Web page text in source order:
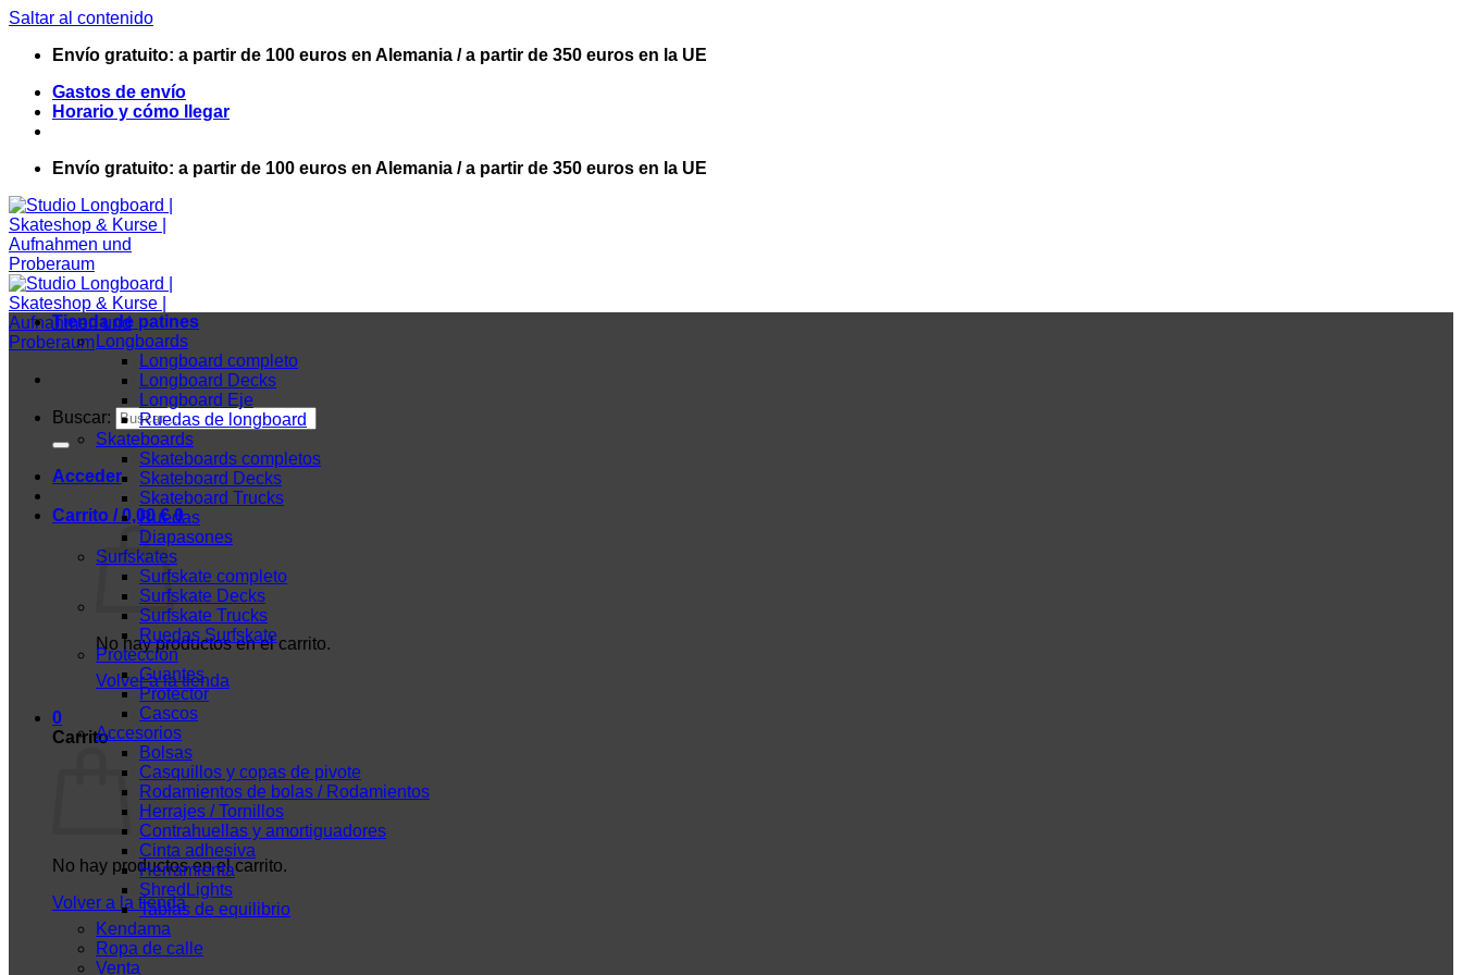
Saltar al contenido
Envío gratuito: a partir de 100 euros en Alemania / a partir de 350 euros en la UE
Gastos de envío
Horario y cómo llegar
Envío gratuito: a partir de 100 euros en Alemania / a partir de 350 euros en la UE
Buscar:
Acceder
Carrito /0,00€ 0
No hay productos en el carrito.
Volver a la tienda
0
Carrito
No hay productos en el carrito.
Volver a la tienda
Tienda de patines
Longboards
Longboard completo
Longboard Decks
Longboard Eje
Ruedas de longboard
Skateboards
Skateboards completos
Skateboard Decks
Skateboard Trucks
Ruedas
Diapasones
Surfskates
Surfskate completo
Surfskate Decks
Surfskate Trucks
Ruedas Surfskate
Protección
Guantes
Protector
Cascos
Accesorios
Bolsas
Casquillos y copas de pivote
Rodamientos de bolas / Rodamientos
Herrajes / Tornillos
Contrahuellas y amortiguadores
Cinta adhesiva
Herramienta
ShredLights
Tablas de equilibrio
Kendama
Ropa de calle
Venta